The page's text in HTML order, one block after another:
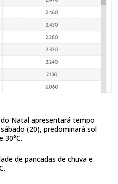
Natal apresentará tempo
(20), predominará sol
30°C.
de pancadas de chuva e